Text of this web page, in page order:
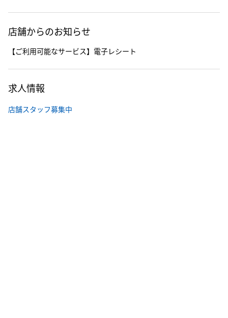
店舗からのお知らせ
【ご利用可能なサービス】電子レシート
求人情報
店舗スタッフ募集中